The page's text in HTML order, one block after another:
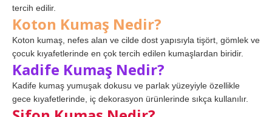
tercih edilir.
Koton Kumaş Nedir?
Koton kumaş, nefes alan ve cilde dost yapısıyla tişört, gömlek ve
çocuk kıyafetlerinde en çok tercih edilen kumaşlardan biridir.
Kadife Kumaş Nedir?
Kadife kumaş yumuşak dokusu ve parlak yüzeyiyle özellikle
gece kıyafetlerinde, iç dekorasyon ürünlerinde sıkça kullanılır.